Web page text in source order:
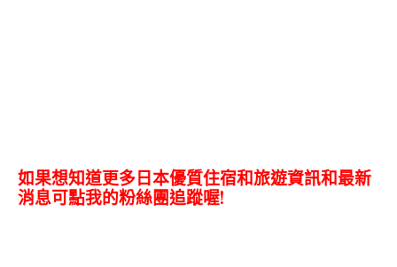
如果想知道更多日本優質住宿和旅遊資訊和最新
消息可點我的粉絲團追蹤喔!